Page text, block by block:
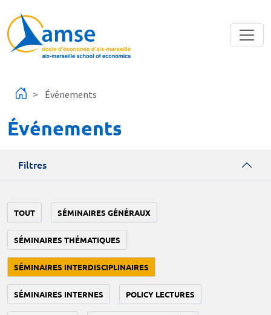
Événements
Événements
Filtres
TOUT SÉMINAIRES GÉNÉRAUX
SÉMINAIRES THÉMATIQUES
SÉMINAIRES INTERDISCIPLINAIRES
SÉMINAIRES INTERNES POLICY LECTURES